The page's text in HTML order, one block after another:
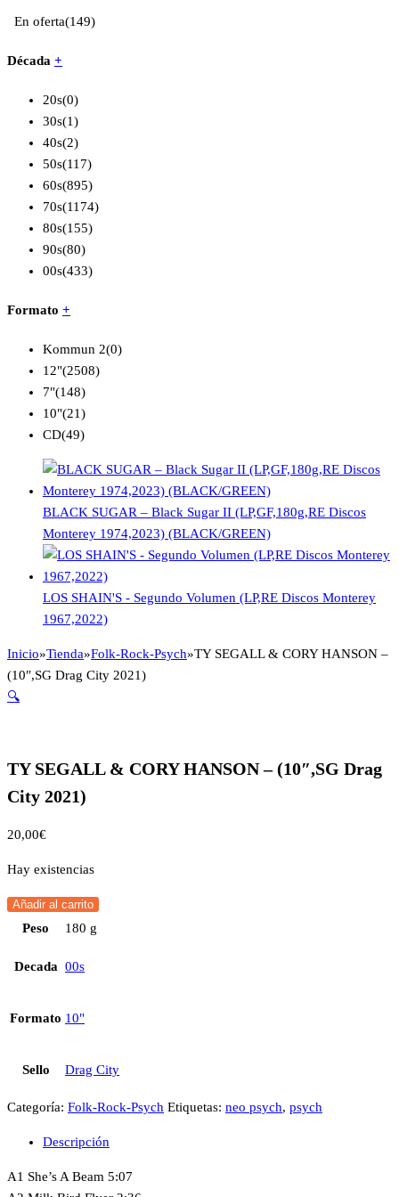
En oferta(149)
Década +
20s(0)
30s(1)
40s(2)
50s(117)
60s(895)
70s(1174)
80s(155)
90s(80)
00s(433)
Formato +
Kommun 2(0)
12"(2508)
7"(148)
10"(21)
CD(49)
BLACK SUGAR – Black Sugar II (LP,GF,180g,RE Discos
Monterey 1974,2023) (BLACK/GREEN)
LOS SHAIN'S - Segundo Volumen (LP,RE Discos Monterey
1967,2022)
Inicio»Tienda»Folk-Rock-Psych»TY SEGALL & CORY HANSON –
(10″,SG Drag City 2021)
🔍
TY SEGALL & CORY HANSON – (10″,SG Drag
City 2021)
20,00€
Hay existencias
Añadir al carrito
Peso 180 g
Decada 00s
Formato 10"
Sello Drag City
Categoría: Folk-Rock-Psych Etiquetas: neo psych, psych
Descripción
A1 She’s A Beam 5:07